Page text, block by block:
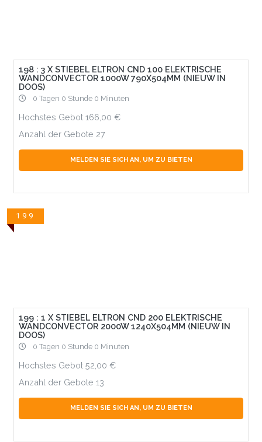
198 : 3 X STIEBEL ELTRON CND 100 ELEKTRISCHE
WANDCONVECTOR 1000W 790X504MM (NIEUW IN
DOOS)
0 Tagen 0 Stunde 0 Minuten
Hochstes Gebot 166,00
Anzahl der Gebote 27
MELDEN SIE SICH AN, UM ZU BIETEN
199
199 : 1 X STIEBEL ELTRON CND 200 ELEKTRISCHE
WANDCONVECTOR 2000W 1240X504MM (NIEUW IN
DOOS)
0 Tagen 0 Stunde 0 Minuten
Hochstes Gebot 52,00
Anzahl der Gebote 13
MELDEN SIE SICH AN, UM ZU BIETEN